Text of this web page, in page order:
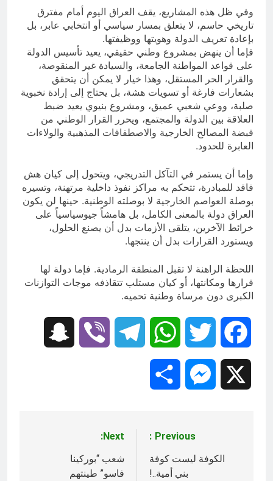
وفي ظل هذه المشاريع، يقف العراق اليوم أمام مفترق
تاريخي حاسم، لا يتعلق بمسار سياسي أو انتخابي عابر، بل
بإعادة تعريف الدولة وهويتها ووظيفتها.
فإما أن ينهض بمشروع وطني حقيقي، يعيد تأسيس الدولة
على قواعد المواطنة الجامعة، والسيادة غير المنقوصة،
والقرار الحر المستقل، وهذا خيار لا يمكن أن يتحقق
بشعارات فارغة أو تسويات هشة، بل يحتاج إلى إرادة نخبوية
صلبة، ووعي شعبي عميق، ومشروع بنيوي يعيد ضبط
العلاقة بين الدولة والمجتمع، ويحرر القرار الوطني من
قبضة المصالح الخارجية والاصطفافات المذهبية والولاءات
العابرة للحدود.
وإما أن يستمر في التآكل التدريجي، ويتحول إلى كيان هش
فاقد للمبادرة، تتحكم به مراكز نفوذ داخلية مرتهنة، وتسيره
بوصلة العواصم الخارجية لا بوصلته الوطنية. حينها لن يكون
العراق دولة بالمعنى الكامل، بل هامشاً جيوسياسياً على
خرائط الآخرين، يتلقى الأزمات بدل أن يصنع الحلول،
ويستورد القرارات بدل أن ينتجها.
اللحظة الراهنة لا تقبل المنطقة الرمادية. فإما دولة لها
قرارها ومكانتها، أو كيان مستلب تتقاذفه موجات التوازنات
الكبرى دون مرساة وطنية تحميه.
Facebook
Twitter
WhatsApp
Telegram
Viber
Messenger
المقالات
Previous:
الكوفة ليست كوفة
بني أمية..!
Next:
شعب “بوركينا
فاسو” طينتهم